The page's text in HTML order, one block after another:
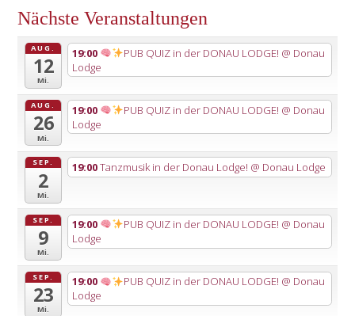
Nächste Veranstaltungen
AUG.
12
Mi.
19:00 PUB QUIZ in der DONAU LODGE! @ Donau
Lodge
AUG.
26
Mi.
19:00 PUB QUIZ in der DONAU LODGE! @ Donau
Lodge
SEP.
2
Mi.
19:00Tanzmusik in der Donau Lodge! @ Donau Lodge
SEP.
9
Mi.
19:00 PUB QUIZ in der DONAU LODGE! @ Donau
Lodge
SEP.
23
Mi.
19:00 PUB QUIZ in der DONAU LODGE! @ Donau
Lodge